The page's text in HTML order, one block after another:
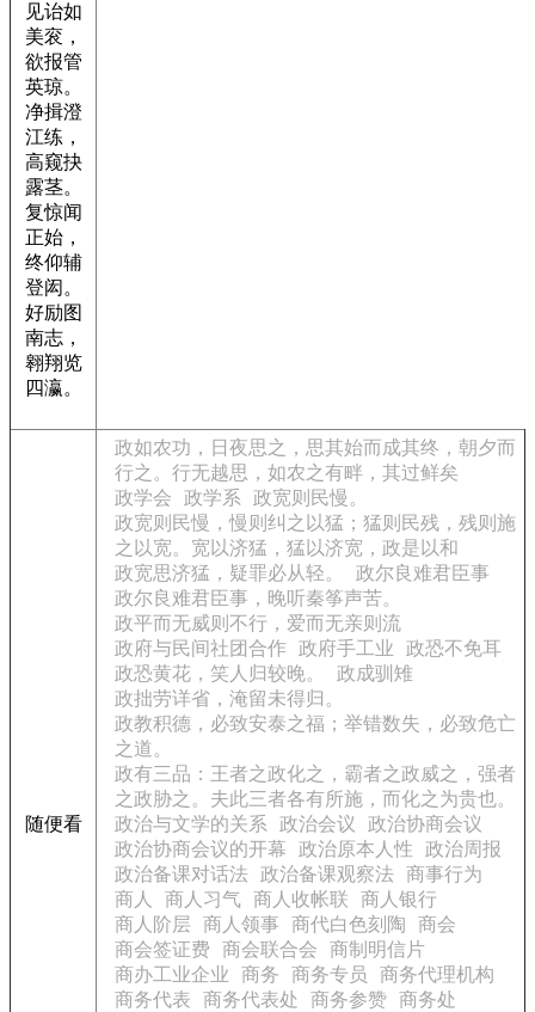
见诒如
美衮，
欲报管
英琼。
净揖澄
江练，
高窥抉
露茎。
复惊闻
正始，
终仰辅
登闳。
好励图
南志，
翱翔览
四瀛。
随便看
政如农功，日夜思之，思其始而成其终，朝夕而
行之。行无越思，如农之有畔，其过鲜矣
政学会
政学系
政宽则民慢。
政宽则民慢，慢则纠之以猛；猛则民残，残则施
之以宽。宽以济猛，猛以济宽，政是以和
政宽思济猛，疑罪必从轻。
政尔良难君臣事
政尔良难君臣事，晚听秦筝声苦。
政平而无威则不行，爱而无亲则流
政府与民间社团合作 政府手工业
政恐不免耳
政恐黄花，笑人归较晚。
政成驯雉
政拙劳详省，淹留未得归。
政教积德，必致安泰之福；举错数失，必致危亡
之道。
政有三品：王者之政化之，霸者之政威之，强者
之政胁之。夫此三者各有所施，而化之为贵也。
政治与文学的关系
政治会议
政治协商会议
政治协商会议的开幕
政治原本人性
政治周报
政治备课对话法 政治备课观察法 商事行为
商人
商人习气 商人收帐联
商人银行
商人阶层
商人领事 商代白色刻陶
商会
商会签证费
商会联合会
商制明信片
商办工业企业
商务 商务专员
商务代理机构
商务代表
商务代表处 商务参赞 商务处